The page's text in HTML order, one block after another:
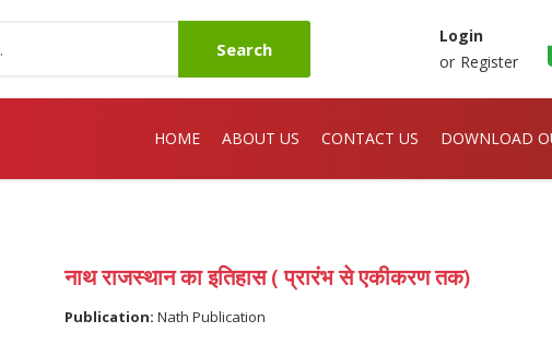
Search
Login
or Register
HOME ABOUT US CONTACT US DOWNLOAD
नाथ राजस्थान का इतिहास ( प्रारंभ से एकीकरण तक)
Publication: Nath Publication